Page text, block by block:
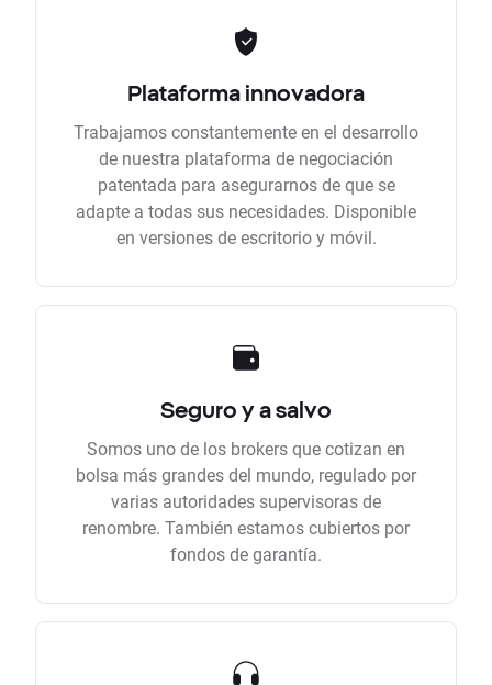
Plataforma innovadora
Trabajamos constantemente en el desarrollo
de nuestra plataforma de negociación
patentada para asegurarnos de que se
adapte a todas sus necesidades. Disponible
en versiones de escritorio y móvil.
Seguro y a salvo
Somos uno de los brokers que cotizan en
bolsa más grandes del mundo, regulado por
varias autoridades supervisoras de
renombre. También estamos cubiertos por
fondos de garantía.